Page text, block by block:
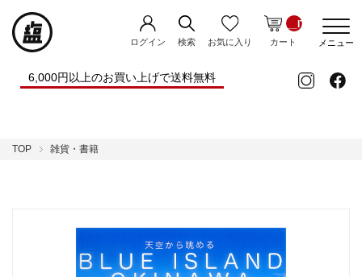
6,000円以上のお買い上げで送料無料
ログイン 検索 お気に入り
__ITM_CNT__
カート メニュー
TOP 雑貨・書籍